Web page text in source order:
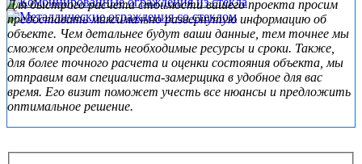
Sidebar
Для быстрого расчета стоимости вашего проекта просим
предоставить максимально развернутую информацию об
объекте. Чем детальнее будут ваши данные, тем точнее мы
сможем определить необходимые ресурсы и сроки. Также,
для более точного расчета и оценки состояния объекта, мы
отправим вам специалиста-замерщика в удобное для вас
время. Его визит поможет учесть все нюансы и предложить
оптимальное решение.